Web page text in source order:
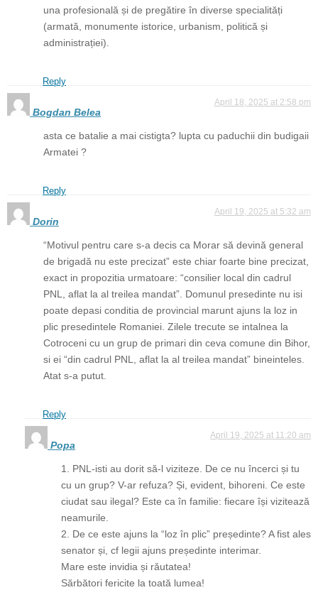
una profesională și de pregătire în diverse specialități
(armată, monumente istorice, urbanism, politică și
administrației).
Reply
Bogdan Belea
April 18, 2025 at 2:58 pm
asta ce batalie a mai cistigta? lupta cu paduchii din budigaii
Armatei ?
Reply
Dorin
April 19, 2025 at 5:32 am
“Motivul pentru care s-a decis ca Morar să devină general
de brigadă nu este precizat” este chiar foarte bine precizat,
exact in propozitia urmatoare: “consilier local din cadrul
PNL, aflat la al treilea mandat”. Domunul presedinte nu isi
poate depasi conditia de provincial marunt ajuns la loz in
plic presedintele Romaniei. Zilele trecute se intalnea la
Cotroceni cu un grup de primari din ceva comune din Bihor,
si ei “din cadrul PNL, aflat la al treilea mandat” bineinteles.
Atat s-a putut.
Reply
Popa
April 19, 2025 at 11:20 am
1. PNL-isti au dorit să-l viziteze. De ce nu încerci și tu
cu un grup? V-ar refuza? Și, evident, bihoreni. Ce este
ciudat sau ilegal? Este ca în familie: fiecare își vizitează
neamurile.
2. De ce este ajuns la “loz în plic” președinte? A fist ales
senator și, cf legii ajuns președinte interimar.
Mare este invidia și răutatea!
Sărbători fericite la toată lumea!